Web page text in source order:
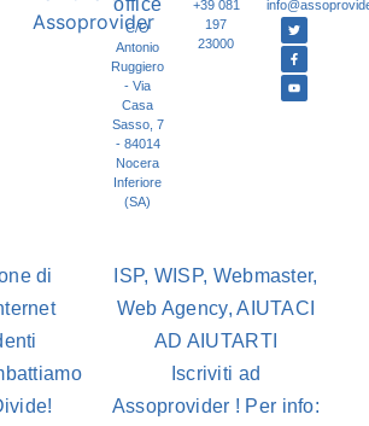
C/O
Antonio
Ruggiero
- Via
Casa
Sasso, 7
- 84014
Nocera
Inferiore
(SA)
+39 081
197
23000
di
ISP, WISP, Webmaster,
Web Agency, AIUTACI
AD AIUTARTI
Iscriviti ad
Assoprovider ! Per info: